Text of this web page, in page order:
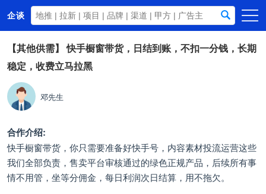
企谈
首页
商务资源
资讯动态
关于我们
【其他供需】 快手橱窗带货，日结到账，不扣一分钱，长期
稳定，收费立马拉黑
邓先生
合作介绍:
快手橱窗带货，你只需要准备好快手号，内容素材投流运营这些
我们全部负责，售卖平台审核通过的绿色正规产品，后续所有事
情不用管，坐等分佣金，每日利润次日结算，用不拖欠。